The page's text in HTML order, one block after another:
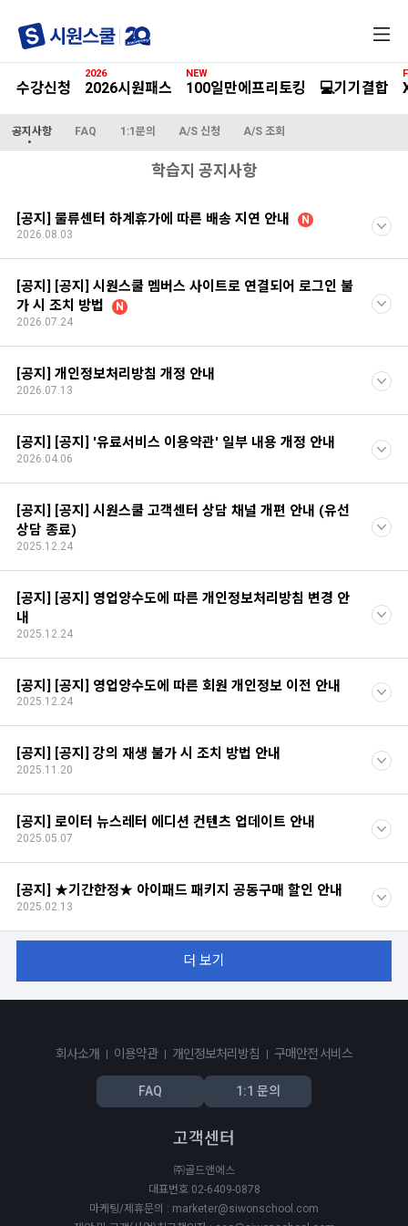
메
수강신청 2026시원패스
2026
100일만에프리토킹
NEW
💻기기결합
공지사항 FAQ 1:1문의 A/S 신청 A/S 조회
학습지 공지사항
[공지] 물류센터 하계휴가에 따른 배송 지연 안내
N
2026.08.03
[공지] [공지] 시원스쿨 멤버스 사이트로 연결되어 로그인 불
가 시 조치 방법
N
2026.07.24
[공지] 개인정보처리방침 개정 안내
2026.07.13
[공지] [공지] '유료서비스 이용약관' 일부 내용 개정 안내
2026.04.06
[공지] [공지] 시원스쿨 고객센터 상담 채널 개편 안내 (유선
상담 종료)
2025.12.24
[공지] [공지] 영업양수도에 따른 개인정보처리방침 변경 안
내
2025.12.24
[공지] [공지] 영업양수도에 따른 회원 개인정보 이전 안내
2025.12.24
[공지] [공지] 강의 재생 불가 시 조치 방법 안내
2025.11.20
[공지] 로이터 뉴스레터 에디션 컨텐츠 업데이트 안내
2025.05.07
[공지] ★기간한정★ 아이패드 패키지 공동구매 할인 안내
2025.02.13
더 보기
회사소개 이용약관 개인정보처리방침 구매안전 서비스
FAQ 1:1 문의
고객센터
㈜골드앤에스
대표번호 02-6409-0878
마케팅/제휴문의 : marketer@siwonschool.com